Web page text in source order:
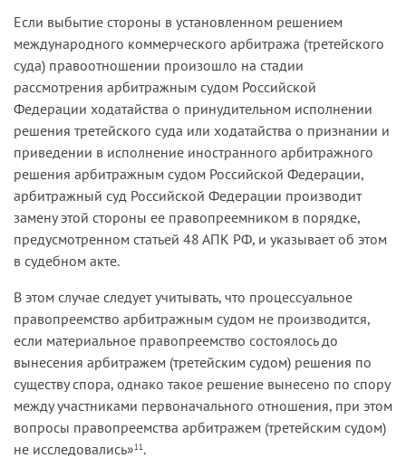
Если выбытие стороны в установленном решением
международного коммерческого арбитража (третейского
суда) правоотношении произошло на стадии
рассмотрения арбитражным судом Российской
Федерации ходатайства о принудительном исполнении
решения третейского суда или ходатайства о признании и
приведении в исполнение иностранного арбитражного
решения арбитражным судом Российской Федерации,
арбитражный суд Российской Федерации производит
замену этой стороны ее правопреемником в порядке,
предусмотренном статьей 48 АПК РФ, и указывает об этом
в судебном акте.
В этом случае следует учитывать, что процессуальное
правопреемство арбитражным судом не производится,
если материальное правопреемство состоялось до
вынесения арбитражем (третейским судом) решения по
существу спора, однако такое решение вынесено по спору
между участниками первоначального отношения, при этом
вопросы правопреемства арбитражем (третейским судом)
не исследовались»11 .